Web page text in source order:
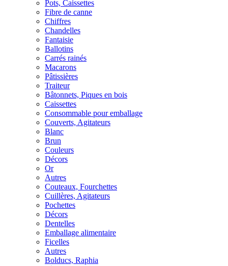
Pots, Caissettes
Fibre de canne
Chiffres
Chandelles
Fantaisie
Ballotins
Carrés rainés
Macarons
Pâtissières
Traiteur
Bâtonnets, Piques en bois
Caissettes
Consommable pour emballage
Couverts, Agitateurs
Blanc
Brun
Couleurs
Décors
Or
Autres
Couteaux, Fourchettes
Cuillères, Agitateurs
Pochettes
Décors
Dentelles
Emballage alimentaire
Ficelles
Autres
Bolducs, Raphia